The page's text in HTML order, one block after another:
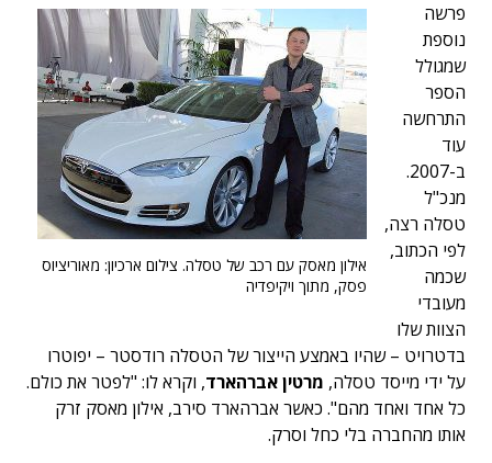
אילון מאסק עם רכב של טסלה. צילום ארכיון: מאוריציוס
פסק, מתוך ויקיפדיה
פרשה
נוספת
שמגולל
הספר
התרחשה
עוד
ב-2007.
מנכ"ל
טסלה רצה,
לפי הכתוב,
שכמה
מעובדי
הצוות שלו
בדטרויט – שהיו באמצע הייצור של הטסלה רודסטר – יפוטרו
על ידי מייסד טסלה, מרטין אברהארד, וקרא לו: "לפטר את כולם.
כל אחד ואחד מהם". כאשר אברהארד סירב, אילון מאסק זרק
אותו מהחברה בלי כחל וסרק.